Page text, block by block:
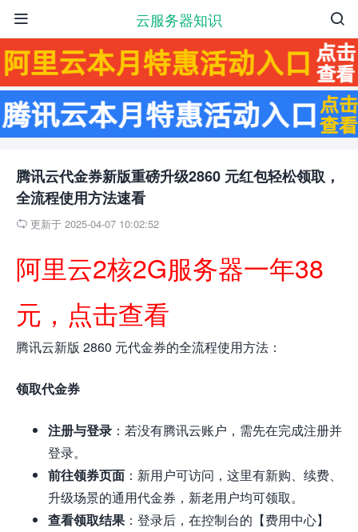
云服务器知识 

腾讯云代金券新版重磅升级2860 元红包轻松领取，
全流程使用方法速看
 更新于 2025-04-07 10:02:52
阿里云2核2G服务器一年38
元，点击查看
腾讯云新版 2860 元代金券的全流程使用方法：
领取代金券
注册与登录 ：若没有腾讯云账户，需先在完成注册并
登录。
前往领券页面 ：新用户可访问，这里有新购、续费、
升级场景的通用代金券，新老用户均可领取。
查看领取结果 ：登录后，在控制台的【费用中心】